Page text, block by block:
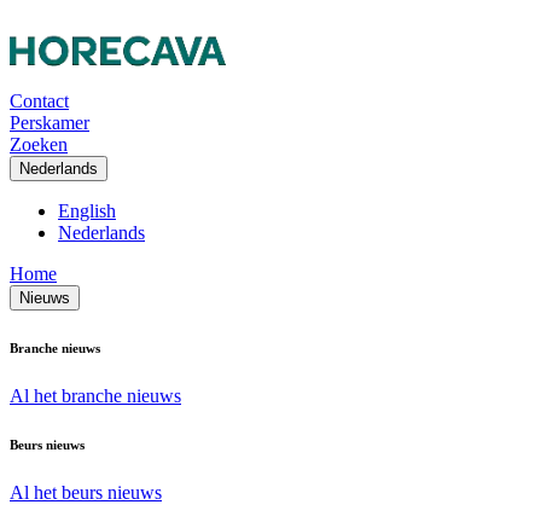
Contact
Perskamer
Zoeken
Nederlands
English
Nederlands
Home
Nieuws
Branche nieuws
Al het branche nieuws
Beurs nieuws
Al het beurs nieuws